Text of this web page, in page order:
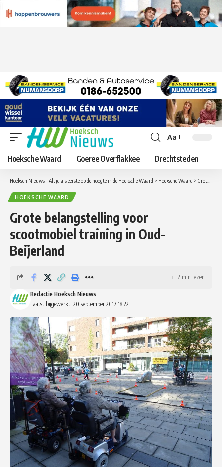
Lettergrootte
aanpassen
Aa
Hoeksche Waard Goeree Overflakkee Drechtsteden
Hoeksch Nieuws – Altijd als eerste op de hoogte in de Hoeksche Waard > Hoeksche Waard > Grote belangstelling voor scootmobiel training in Oud-Beijerland
HOEKSCHE WAARD
Grote belangstelling voor
scootmobiel training in Oud-
Beijerland
Laatst bijgewerkt: 20 september 2017 18:22
Redactie Hoeksch Nieuws
2 min lezen